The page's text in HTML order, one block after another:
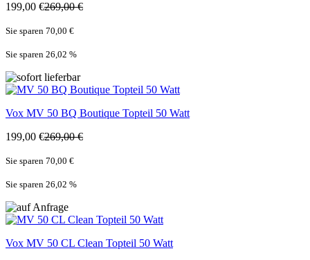
199,00 €269,00 €
Sie sparen 70,00 €
Sie sparen 26,02 %
Vox MV 50 BQ Boutique Topteil 50 Watt
199,00 €269,00 €
Sie sparen 70,00 €
Sie sparen 26,02 %
Vox MV 50 CL Clean Topteil 50 Watt